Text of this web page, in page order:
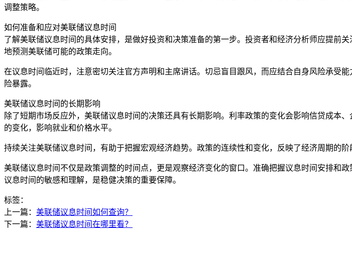
调整策略。
如何准备和应对美联储议息时间
了解美联储议息时间的具体安排，是做好投资和决策准备的第一步。投资者和经济分析师应提前
地预测美联储可能的政策走向。
在议息时间临近时，注意密切关注官方声明和主席讲话。切忌盲目跟风，而应结合自身风险承受
险暴露。
美联储议息时间的长期影响
除了短期市场反应外，美联储议息时间的决策还具有长期影响。利率政策的变化会影响信贷成本
的变化，影响就业和价格水平。
持续关注美联储议息时间，有助于把握宏观经济趋势。政策的连续性和变化，反映了经济周期的阶
美联储议息时间不仅是政策调整的时间点，更是观察经济变化的窗口。准确把握议息时间安排和
议息时间的敏感和理解，是稳健决策的重要保障。
标签：
上一篇： 美联储议息时间如何查询？
下一篇： 美联储议息时间在哪里看？